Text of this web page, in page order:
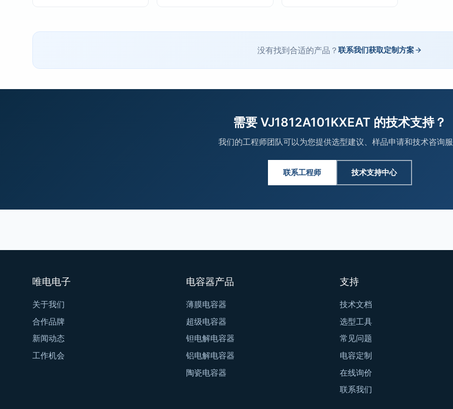
没有找到合适的产品？ 联系我们获取定制方案
需要 VJ1812A101KXEAT 的技术支持？
我们的工程师团队可以为您提供选型建议、样品申请和技术咨询
联系工程师 技术支持中心
唯电电子
关于我们
合作品牌
新闻动态
工作机会
电容器产品
薄膜电容器
超级电容器
钽电解电容器
铝电解电容器
陶瓷电容器
支持
技术文档
选型工具
常见问题
电容定制
在线询价
联系我们